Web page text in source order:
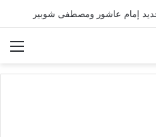
كشف أثري عمره أكثر من 5 آلاف عام في الدقهلية يروي أسرار شرق الدلتا